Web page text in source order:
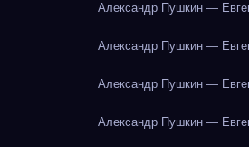
Александр Пушкин —
Александр Пушкин —
Александр Пушкин —
Александр Пушкин —